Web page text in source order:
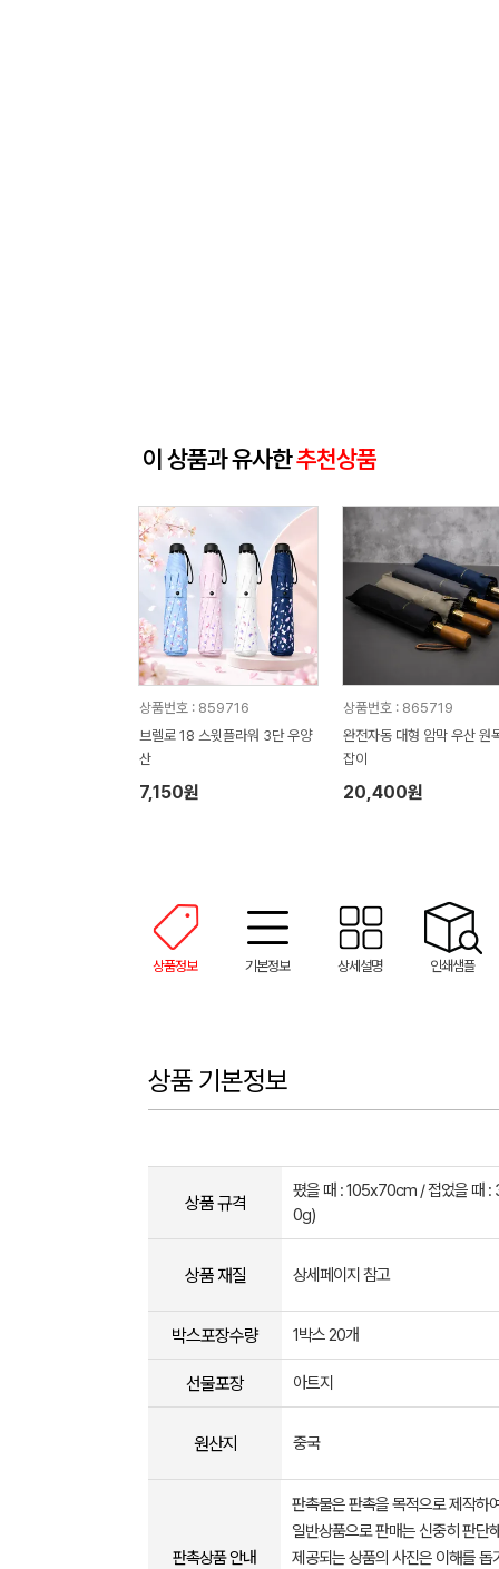
이 상품과 유사한추천상품
상품번호 : 859716
브렐로 18 스윗플라워 3단 우양
산
7,150원
상품번호 : 865719
완전자동 대형 암막 우산 원
잡이
20,400원
상품정보 기본정보 상세설명 인쇄샘플
상품 기본정보
상품 규격
폈을 때 : 105x70cm / 접었을 때
0g)
상품 재질 상세페이지 참고
박스포장수량 1박스 20개
선물포장 아트지
원산지 중국
판촉상품 안내
판촉물은 판촉을 목적으로 제작하
일반상품으로 판매는 신중히 판단
제공되는 상품의 사진은 이해를